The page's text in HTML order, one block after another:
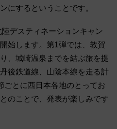
にするということです。
デスティネーションキャン
始します。第1弾では、敦賀
、城崎温泉までを結ぶ旅を提
後鉄道線、山陰本線を走る計
ごとに西日本各地のとってお
のことで、発表が楽しみです